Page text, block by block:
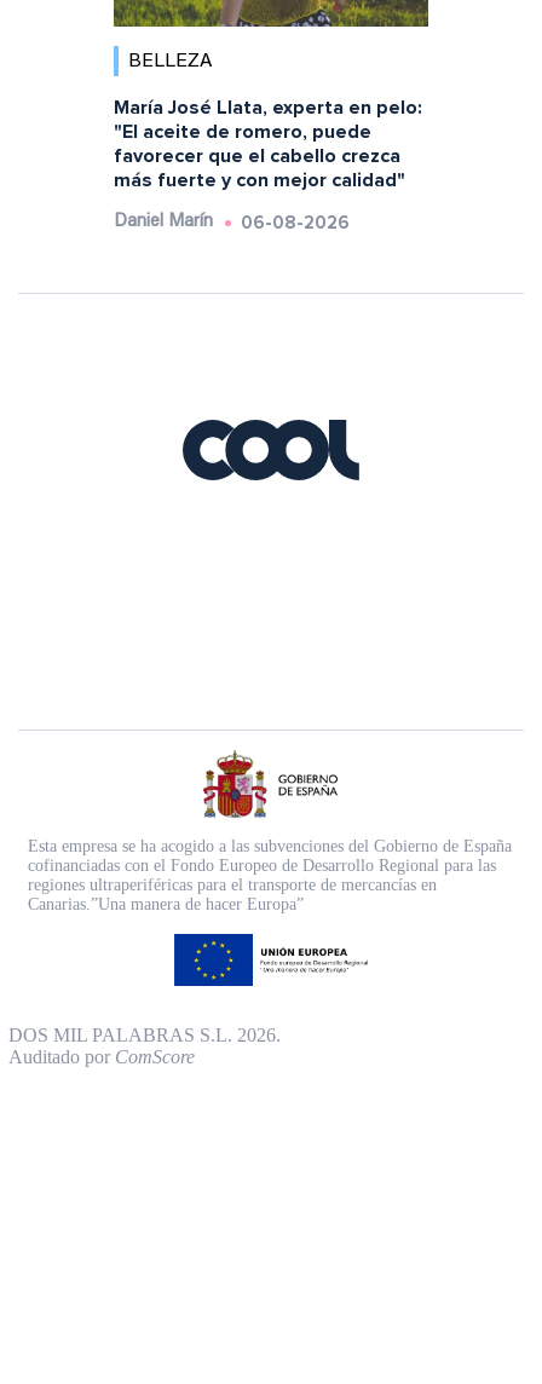
BELLEZA
María José Llata, experta en pelo:
"El aceite de romero, puede
favorecer que el cabello crezca
más fuerte y con mejor calidad"
Daniel Marín 06-08-2026
Esta empresa se ha acogido a las subvenciones del Gobierno de España
cofinanciadas con el Fondo Europeo de Desarrollo Regional para las
regiones ultraperiféricas para el transporte de mercancías en
Canarias.”Una manera de hacer Europa”
DOS MIL PALABRAS S.L. 2026.
Auditado por ComScore